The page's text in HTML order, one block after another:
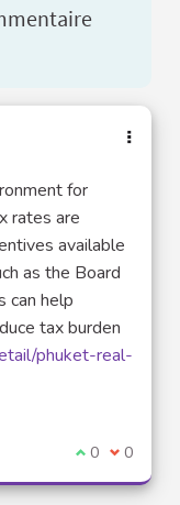
for
rates are
available
as the Board
can help
tax burden
phuket-real-
Je suis
0 Je ne
0